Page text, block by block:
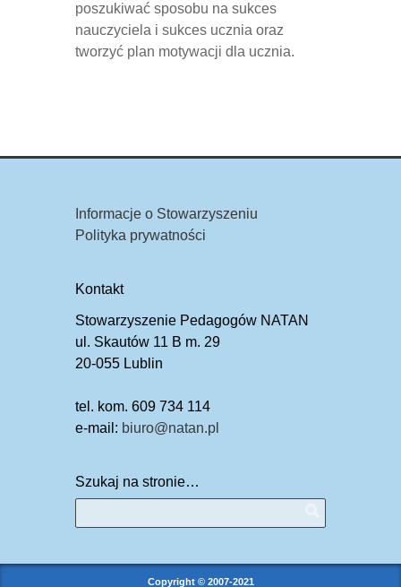
poszukiwać sposobu na sukces
nauczyciela i sukces ucznia oraz
tworzyć plan motywacji dla ucznia.
Informacje o Stowarzyszeniu
Polityka prywatności
Kontakt
Stowarzyszenie Pedagogów NATAN
ul. Skautów 11 B m. 29
20-055 Lublin
tel. kom. 609 734 114
e-mail: biuro@natan.pl
Szukaj na stronie…
Copyright © 2007-2021